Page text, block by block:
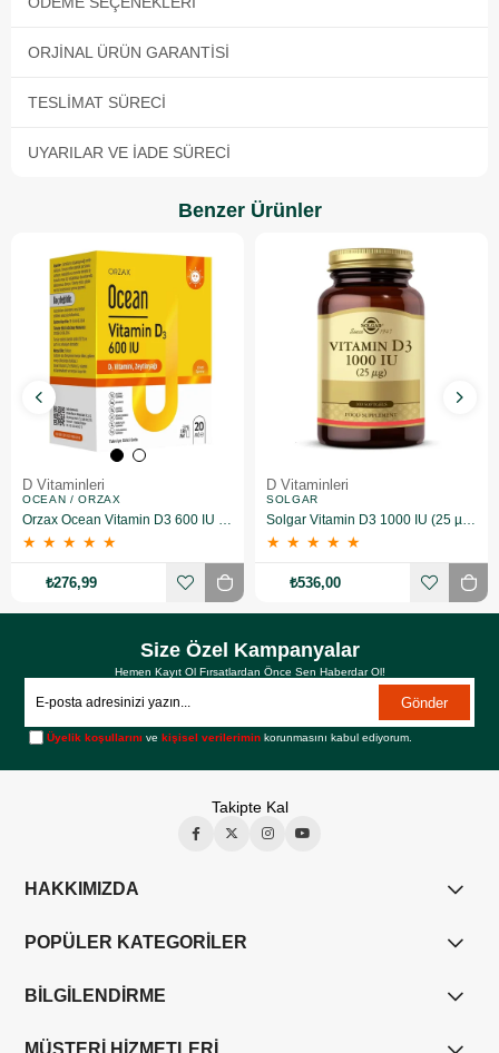
ORJINAL ÜRÜN GARANTISI
TESLIMAT SÜRECI
UYARILAR VE İADE SÜRECI
Benzer Ürünler
D Vitaminleri
OCEAN / ORZAX
Orzax Ocean Vitamin D3 600 IU Sprey 20 ml
★ ★ ★ ★ ★
₺276,99
D Vitaminleri
SOLGAR
Solgar Vitamin D3 1000 IU (25 µg) 100 Yumuşak Jelatin Kapsül
★ ★ ★ ★ ★
₺536,00
Size Özel Kampanyalar
Hemen Kayıt Ol Fırsatlardan Önce Sen Haberdar Ol!
Gönder
Üyelik koşullarını vekişisel verilerimin korunmasını kabul ediyorum.
Takipte Kal
HAKKIMIZDA
POPÜLER KATEGORİLER
BİLGİLENDİRME
MÜŞTERİ HİZMETLERİ